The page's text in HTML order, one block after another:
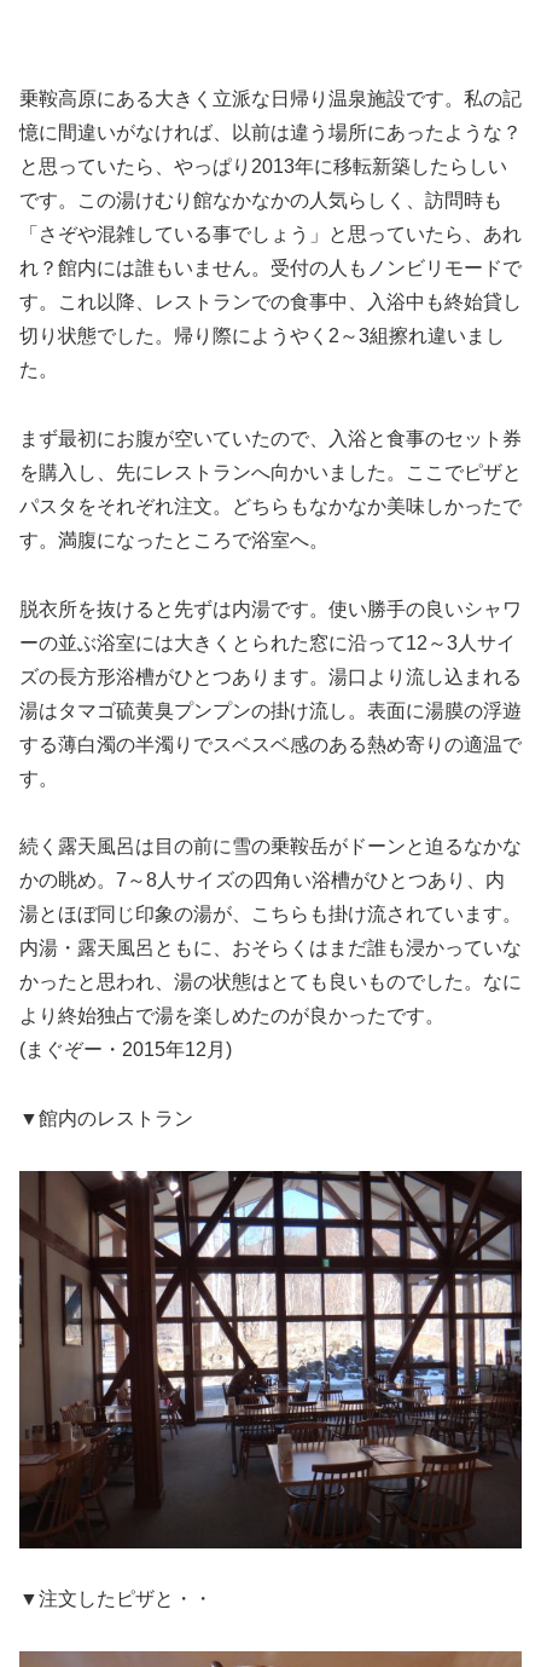
乗鞍高原にある大きく立派な日帰り温泉施設です。私の記
憶に間違いがなければ、以前は違う場所にあったような？
と思っていたら、やっぱり2013年に移転新築したらしい
です。この湯けむり館なかなかの人気らしく、訪問時も
「さぞや混雑している事でしょう」と思っていたら、あれ
れ？館内には誰もいません。受付の人もノンビリモードで
す。これ以降、レストランでの食事中、入浴中も終始貸し
切り状態でした。帰り際にようやく2～3組擦れ違いまし
た。
まず最初にお腹が空いていたので、入浴と食事のセット券
を購入し、先にレストランへ向かいました。ここでピザと
パスタをそれぞれ注文。どちらもなかなか美味しかったで
す。満腹になったところで浴室へ。
脱衣所を抜けると先ずは内湯です。使い勝手の良いシャワ
ーの並ぶ浴室には大きくとられた窓に沿って12～3人サイ
ズの長方形浴槽がひとつあります。湯口より流し込まれる
湯はタマゴ硫黄臭プンプンの掛け流し。表面に湯膜の浮遊
する薄白濁の半濁りでスベスベ感のある熱め寄りの適温で
す。
続く露天風呂は目の前に雪の乗鞍岳がドーンと迫るなかな
かの眺め。7～8人サイズの四角い浴槽がひとつあり、内
湯とほぼ同じ印象の湯が、こちらも掛け流されています。
内湯・露天風呂ともに、おそらくはまだ誰も浸かっていな
かったと思われ、湯の状態はとても良いものでした。なに
より終始独占で湯を楽しめたのが良かったです。
(まぐぞー・2015年12月)
▼館内のレストラン
▼注文したピザと・・